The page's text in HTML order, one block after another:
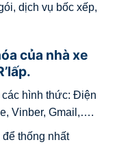
dịch vụ bốc xếp,
của nhà xe
hình thức: Điện
Vinber, Gmail,….
thống nhất